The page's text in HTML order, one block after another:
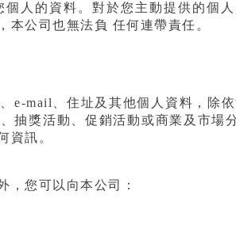
人的資料。對於您主動提供的個
本公司也無法負 任何連帶責任。
e-mail、住址及其他個人資料，除
抽獎活動、促銷活動或商業及市場
資訊。
，您可以向本公司：